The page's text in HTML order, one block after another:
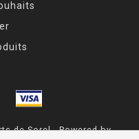
de Sorel - Powered by